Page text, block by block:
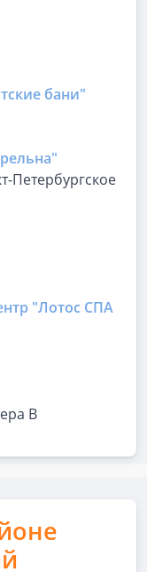
бани"
Петербургское
"Лотос СПА
В